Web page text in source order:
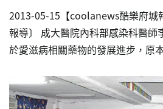
2013-05-15【coolanews酷樂府城
報導〕 成大醫院內科部感染科醫師
於愛滋病相關藥物的發展進步，原
蹤，愛滋病已隨著醫療進步，而成
雯醫師表示，「愛滋病」現已隨著